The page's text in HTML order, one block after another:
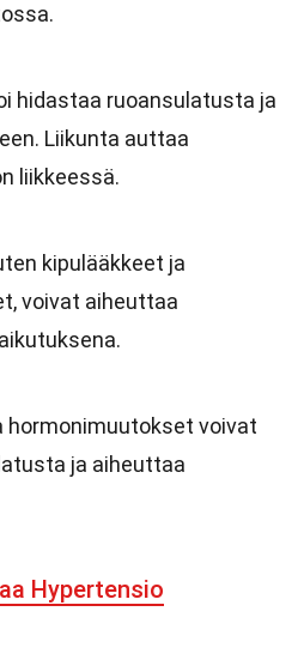
hidastaa ruoansulatusta ja
Liikunta auttaa
liikkeessä.
kipulääkkeet ja
voivat aiheuttaa
hormonimuutokset voivat
ja aiheuttaa
Hypertensio